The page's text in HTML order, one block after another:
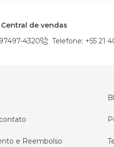
Central de vendas
4320 Telefone: +55 21
e Reembolso